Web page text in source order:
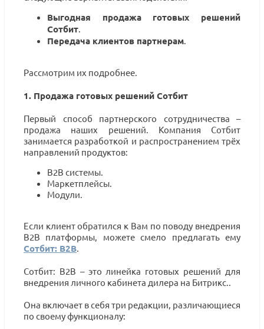
Выгодная продажа готовых решений
Сотбит
Передача клиентов партнерам
Рассмотрим их подробнее.
1. Продажа готовых решений Сотбит
Первый способ партнерского сотрудничества –
продажа наших решений. Компания Сотбит
занимается разработкой и распространением трёх
направлений продуктов:
B2B системы.
Маркетплейсы.
Модули.
Если клиент обратился к Вам по поводу внедрения
B2B платформы, можете смело предлагать ему
Cотбит: B2B
Сотбит: B2B – это линейка готовых решений для
внедрения личного кабинета дилера на Битрикс..
Она включает в себя три редакции, различающиеся
по своему функционалу: